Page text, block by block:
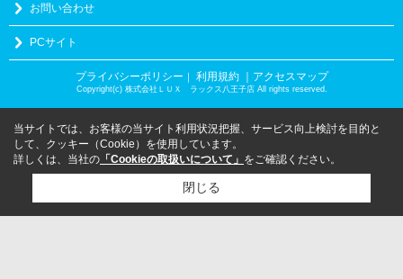
お問い合わせ
PCサイト
プライバシーポリシー ｜ 利用規約 ｜アクセスマップ
Copyright(c) 株式会社ＬＵＸ ラックス八王子店 All rights reserved.
当サイトでは、お客様の当サイト利用状況把握、サービス向上検討を目的と
して、クッキー（Cookie）を使用しています。
詳しくは、当社の 「Cookieの取扱いについて」 をご確認ください。
閉じる